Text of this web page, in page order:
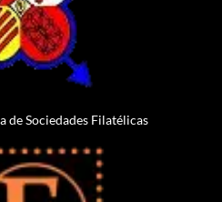
de Sociedades Filatélicas